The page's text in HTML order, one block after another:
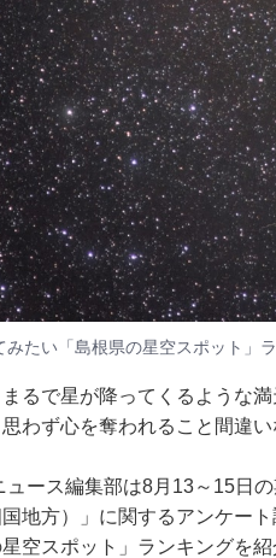
みたい「島根県の星空スポット」
るで星が降ってくるような
わず心を奪われること間違い
ュース編集部は8月13～15日
国地方）」に関するアンケー
空スポット」ランキングを紹